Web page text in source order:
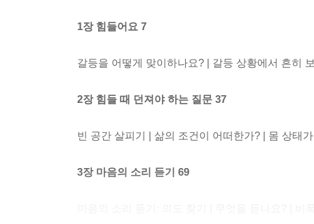
1장 힘들어요 7
갈등을 어떻게 맞이하나요? | 갈등 상황에서 흔히
2장 힘들 때 던져야 하는 질문 37
빈 공간 살피기 | 삶의 조건이 어떠한가? | 몸 상태
3장 마음의 소리 듣기 69